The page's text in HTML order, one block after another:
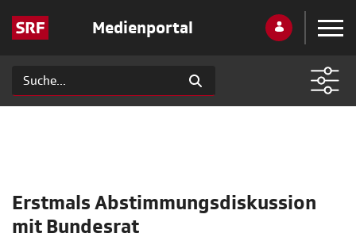
Medienportal
Erstmals Abstimmungsdiskussion
mit Bundesrat